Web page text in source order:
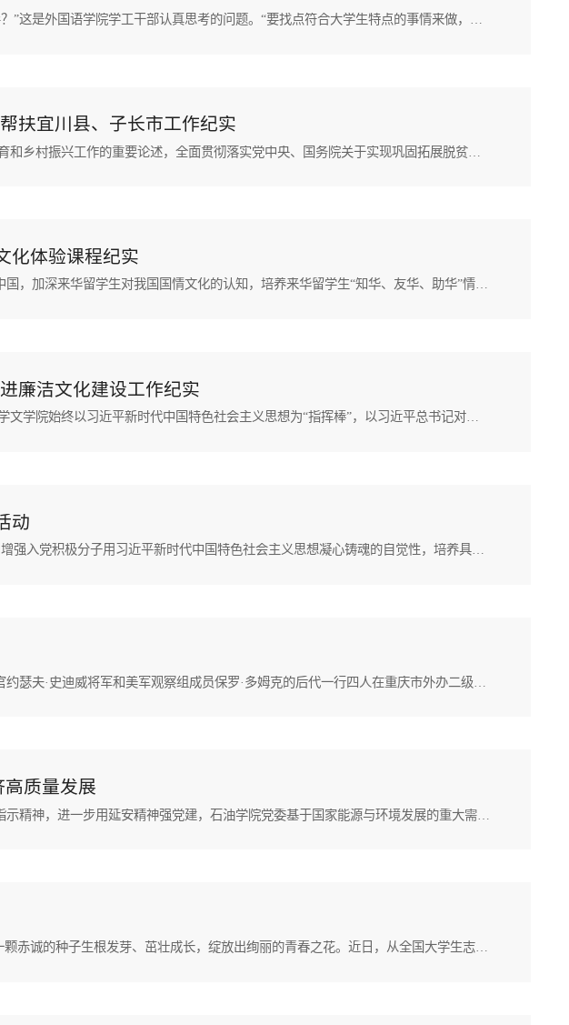
扶宜川县、子长市工作纪实
作者：陈忠红 高岩 核稿：刘江 杨曦东今年来，我校深入学习贯彻习近平总书记关于教育和乡村振兴工作的重要论述，全面贯彻落实党中央、国务院关于实现巩固拓展脱贫攻坚成果同乡村振兴有效衔接的决策部署，按照“四个不摘”要求，紧紧围绕乡村振兴战略实施中的重大需求，充分发挥学校在教育、科技、人才、医疗等方面的资源，坚持“四个维度”，坚持靶向发力，持续巩固拓展脱贫攻坚成果，助力陕北老区乡村振兴跑出加速度。一是扛牢政治责任，...
化体验课程纪实
作者：史娇 核稿：成铭本网讯 为帮助来华留学生更加深入地了解真实、立体、全面的中国，加深来华留学生对我国国情文化的认知，培养来华留学生“知华、友华、助华”情结，12月以来，国际交流与教育学院组织了来自巴基斯坦、阿富汗、尼日利亚、韩国的38名新生走进中国文化体验课堂，开展中国文化的学习和体验活动。以花为友 身临艺境中国传统插花艺术是发展历史悠久和文化底蕴丰厚的艺术形式，是中国人民智慧的结晶。生科院屈亚潭老师从中国传统插花的特征到插花的分类，...
廉洁文化建设工作纪实
作者：张伟平 吴嘉瑶 陈李双 核稿：党子奇廉洁铸魂强根本，挺膺奋进建新功。延安大学文学院始终以习近平新时代中国特色社会主义思想为“指挥棒”，以习近平总书记对我校的重要批示指示精神为“风向标”，把加强廉洁文化教育同延安精神与落实立德树人根本任务紧密结合，不断深挖内涵、创新形式、丰富载体，全方位、立体化推进学院廉洁文化建设工作走深走实。突出精准发力，以“学廉”答好“基础题”学院根据干部师生不同群体的特点，...
动
作者：李朝琴 张雨佳 核稿：党子奇本网讯 为深入学习贯彻党的二十届三中全会精神，增强入党积极分子用习近平新时代中国特色社会主义思想凝心铸魂的自觉性，培养具有人文精神底蕴与延安精神特质的时代新人，推动文学院延安精神强党建“三一”工程走深走实，文学院党委于10月23日上午在延安市新区学习书院开展“学习全会精神，凝聚奋进力量”入党积极分子主题实践活动。文学院院长党子奇、党委副书记张冰雁、研究生党支部书记李朝琴及文学院第65期全体入党积极分子参加活动。...
作者：屈彩娥 核稿：梁润生本网讯 10月17日，二战期间中缅印战区美国部队最高司令官约瑟夫·史迪威将军和美军观察组成员保罗·多姆克的后代一行四人在重庆市外办二级巡视员马勇、史迪威研究中心主任陶燕等领导和学者的陪同下访问延安。我校斯诺研究中心副主任、文学院院长党子奇、外国语学院教授高治东、历史学院教授赵红以及师生代表参加了相关活动。延安市人民对外友好协会专职副会长兼秘书长袁媛代表延安市外办致欢迎辞时表示，...
高质量发展
作者：郭洒洒 核稿：常佩艳本网讯 为深入贯彻落实习近平总书记对延安大学重要批示指示精神，进一步用延安精神强党建，石油学院党委基于国家能源与环境发展的重大需求，借助专业优势，依托新时代延安精神“加油站”党建品牌成立“博士服务团”，结合党建工作“样板党支部”的培育和创建，构建“人才+项目+平台”三级融合机制，促进“党建+学科发展”“党建+教科研”工作的融合，扎根延安助力地方经济高质量发展。一是紧盯产业需求挖掘人才资源。...
作者：张楠 核稿：党子奇本网讯 在延安大学文学院“四个一”人才培养工程的沃土里，一颗赤诚的种子生根发芽、茁壮成长，绽放出绚丽的青春之花。近日，从全国大学生志愿服务西部计划项目管理办公室传来佳音，文学院2023届秘书学专业毕业生吕娜（现为本校马克思主义学院研究生），获评2023—2024年度大学生志愿服务西部计划考核等次优秀志愿者，她用行动为学院“四个一”工程写下生动注脚。文学院“四个一” 人才培养工程，将培养学生“...